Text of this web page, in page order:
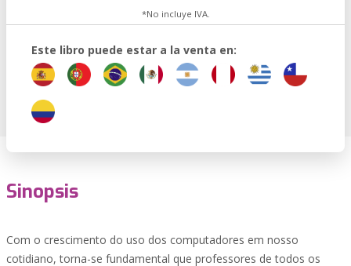
*No incluye IVA.
Este libro puede estar a la venta en:
Sinopsis
Com o crescimento do uso dos computadores em nosso
cotidiano, torna-se fundamental que professores de todos os